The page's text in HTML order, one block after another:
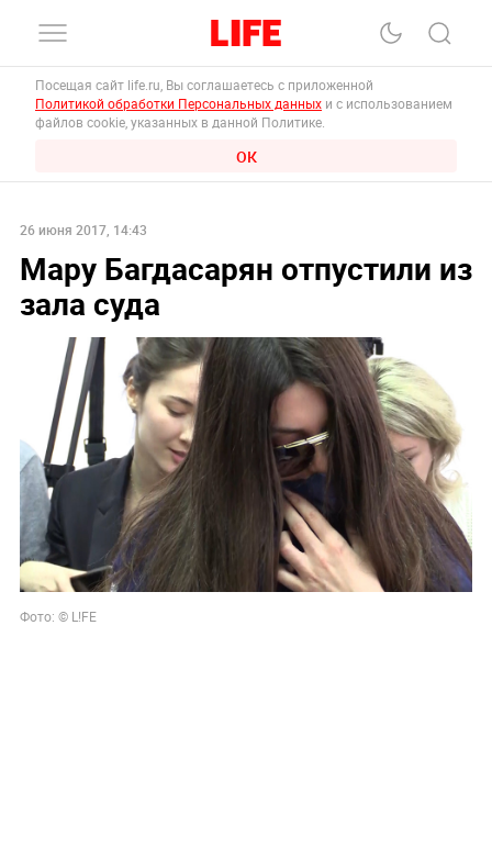
Посещая сайт life.ru, Вы соглашаетесь с приложенной
Политикой обработки Персональных данных и с использованием
файлов cookie, указанных в данной Политике.
ОК
26 июня 2017, 14:43
Мару Багдасарян отпустили из
зала суда
Фото: © L!FE